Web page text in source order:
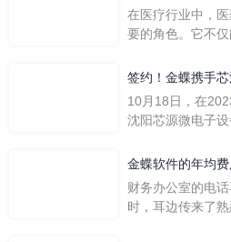
在医疗行业中，
要的角色。它不
一个好用的医药管
首先，系统的界
地进行操作
签约！金蝶携手
先企业迈向世界
10月18日，在
沈阳芯源微电子
下简称“金蝶”）
此次合作，将基
营管控平台，从
体化，提升公司
金蝶软件的年均费
财务办公室的电
时，耳边传来了